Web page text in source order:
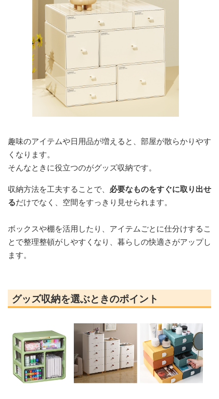
趣味のアイテムや日用品が増えると、部屋が散らかりやす
くなります。
そんなときに役立つのがグッズ収納です。
収納方法を工夫することで、 必要なものをすぐに取り出せ
るだけでなく、空間をすっきり見せられます。
ボックスや棚を活用したり、アイテムごとに仕分けするこ
とで整理整頓がしやすくなり、暮らしの快適さがアップし
ます。
グッズ収納を選ぶときのポイント